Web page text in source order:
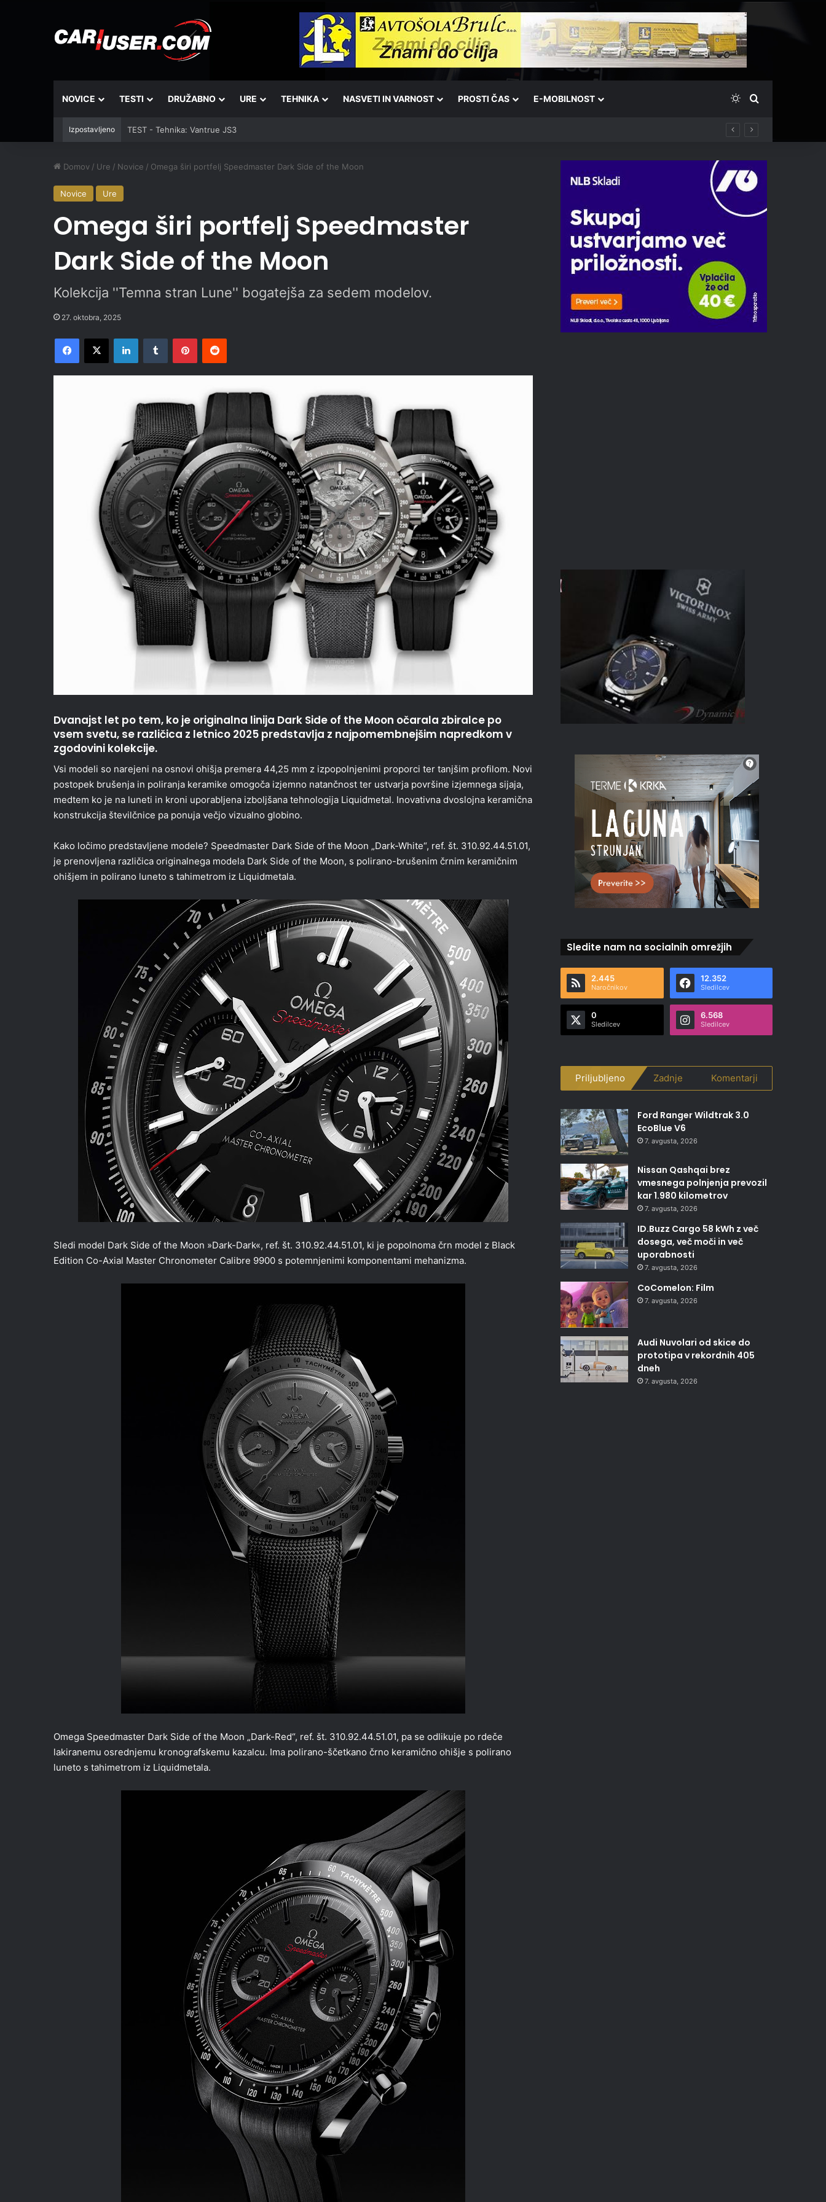
NOVICE TESTI DRUŽABNO URE TEHNIKA NASVETI IN VARNOST PROSTI ČAS E-MOBILNOST Switch skin
Išči
Izpostavljeno TEST - Tehnika: Vantrue JS3
Domov / Ure / Novice / Omega širi portfelj Speedmaster Dark Side of the Moon
Novice Ure
Omega širi portfelj Speedmaster
Dark Side of the Moon
Kolekcija ''Temna stran Lune'' bogatejša za sedem modelov.
27. oktobra, 2025
Facebook
X LinkedInTumblr PinterestReddit
Dvanajst let po tem, ko je originalna linija Dark Side of the Moon očarala zbiralce po
vsem svetu, se različica z letnico 2025 predstavlja z najpomembnejšim napredkom v
zgodovini kolekcije.
Vsi modeli so narejeni na osnovi ohišja premera 44,25 mm z izpopolnjenimi proporci ter tanjšim profilom. Novi
postopek brušenja in poliranja keramike omogoča izjemno natančnost ter ustvarja površine izjemnega sijaja,
medtem ko je na luneti in kroni uporabljena izboljšana tehnologija Liquidmetal. Inovativna dvoslojna keramična
konstrukcija številčnice pa ponuja večjo vizualno globino.
Kako ločimo predstavljene modele? Speedmaster Dark Side of the Moon „Dark-White“, ref. št. 310.92.44.51.01,
je prenovljena različica originalnega modela Dark Side of the Moon, s polirano-brušenim črnim keramičnim
ohišjem in polirano luneto s tahimetrom iz Liquidmetala.
Sledi model Dark Side of the Moon »Dark-Dark«, ref. št. 310.92.44.51.01, ki je popolnoma črn model z Black
Edition Co-Axial Master Chronometer Calibre 9900 s potemnjenimi komponentami mehanizma.
Omega Speedmaster Dark Side of the Moon „Dark-Red“, ref. št. 310.92.44.51.01, pa se odlikuje po rdeče
lakiranemu osrednjemu kronografskemu kazalcu. Ima polirano-ščetkano črno keramično ohišje s polirano
luneto s tahimetrom iz Liquidmetala.
Sledite nam na socialnih omrežjih
2.445
Naročnikov
12.352
Sledilcev
0
Sledilcev
6.568
Sledilcev
Priljubljeno Zadnje Komentarji
Ford Ranger Wildtrak 3.0
EcoBlue V6
7. avgusta, 2026
Nissan Qashqai brez
vmesnega polnjenja prevozil
kar 1.980 kilometrov
7. avgusta, 2026
ID.Buzz Cargo 58 kWh z več
dosega, več moči in več
uporabnosti
7. avgusta, 2026
CoComelon: Film
7. avgusta, 2026
Audi Nuvolari od skice do
prototipa v rekordnih 405
dneh
7. avgusta, 2026